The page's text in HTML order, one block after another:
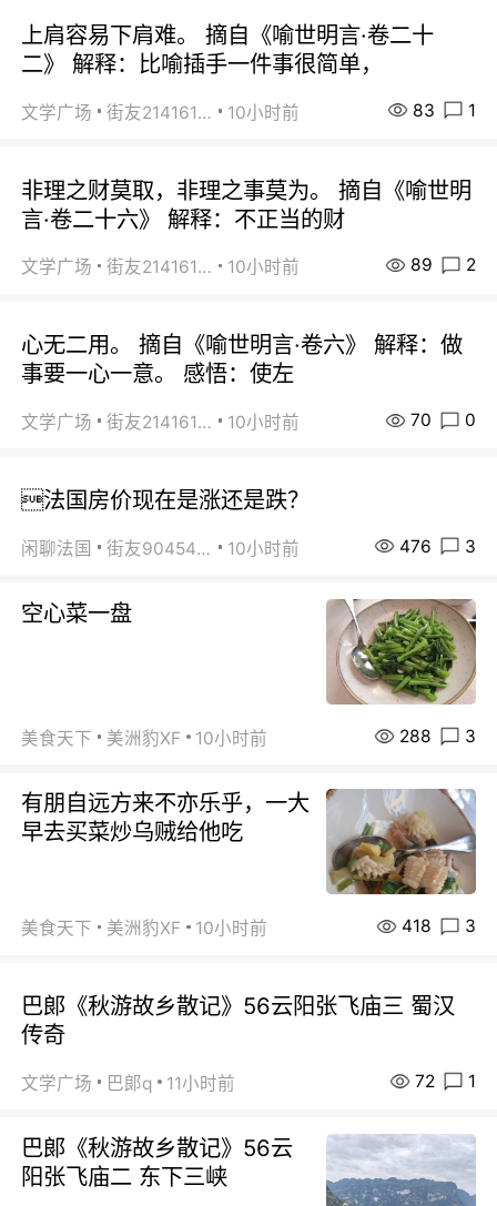
上肩容易下肩难。 摘自《喻世明言·卷二十
二》 解释：比喻插手一件事很简单，
文学广场 街友21416156 10小时前 83 1
非理之财莫取，非理之事莫为。 摘自《喻世明
言·卷二十六》 解释：不正当的财
文学广场 街友21416156 10小时前 89 2
心无二用。 摘自《喻世明言·卷六》 解释：做
事要一心一意。 感悟：使左
文学广场 街友21416156 10小时前 70 0
法国房价现在是涨还是跌？
闲聊法国 街友90454511 10小时前 476 3
空心菜一盘
美食天下 美洲豹XF 10小时前 288 3
有朋自远方来不亦乐乎，一大
早去买菜炒乌贼给他吃
美食天下 美洲豹XF 10小时前 418 3
巴郞《秋游故乡散记》56云阳张飞庙三 蜀汉
传奇
文学广场 巴郞q 11小时前 72 1
巴郞《秋游故乡散记》56云
阳张飞庙二 东下三峡